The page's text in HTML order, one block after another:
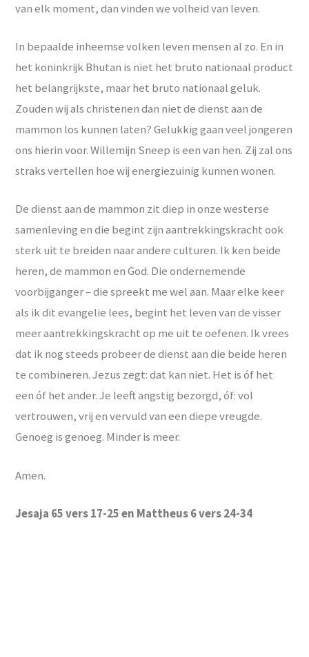
van elk moment, dan vinden we volheid van leven.
In bepaalde inheemse volken leven mensen al zo. En in
het koninkrijk Bhutan is niet het bruto nationaal product
het belangrijkste, maar het bruto nationaal geluk.
Zouden wij als christenen dan niet de dienst aan de
mammon los kunnen laten? Gelukkig gaan veel jongeren
ons hierin voor. Willemijn Sneep is een van hen. Zij zal ons
straks vertellen hoe wij energiezuinig kunnen wonen.
De dienst aan de mammon zit diep in onze westerse
samenleving en die begint zijn aantrekkingskracht ook
sterk uit te breiden naar andere culturen. Ik ken beide
heren, de mammon en God. Die ondernemende
voorbijganger – die spreekt me wel aan. Maar elke keer
als ik dit evangelie lees, begint het leven van de visser
meer aantrekkingskracht op me uit te oefenen. Ik vrees
dat ik nog steeds probeer de dienst aan die beide heren
te combineren. Jezus zegt: dat kan niet. Het is óf het
een óf het ander. Je leeft angstig bezorgd, óf: vol
vertrouwen, vrij en vervuld van een diepe vreugde.
Genoeg is genoeg. Minder is meer.
Amen.
Jesaja 65 vers 17-25 en Mattheus 6 vers 24-34